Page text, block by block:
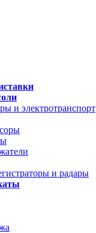
и электротранспорт
и радары